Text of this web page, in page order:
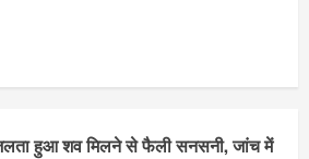
हुआ शव मिलने से फैली सनसनी, जांच में